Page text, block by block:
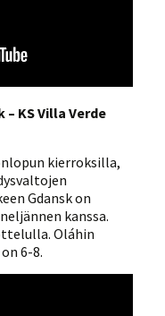
– KS Villa Verde
kierroksilla,
Gdansk on
kanssa.
Oláhin
6-8.